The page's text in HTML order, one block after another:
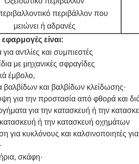
περιβάλλον που
μειώνει ή αδρανές
εφαρμογές είναι:
για αντλίες και συμπιεστές
με μηχανικές σφραγίδες
έμβολο,
βαλβίδων και βαλβίδων κλείδωσης·
για την προστασία από φθορά και
για την κατασκευή ή την
κατασκευή ή την κατασκευή οχημάτων
για κυκλόνους και καλσινοποιητές
σκάφη·